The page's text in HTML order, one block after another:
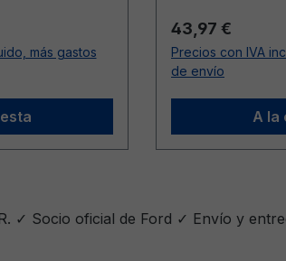
más gastos
Precio normal:
43,97 €
Precios con IVA
de envío
A la
✓ Socio oficial de Ford ✓ Envío y